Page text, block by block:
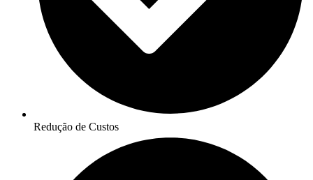
Redução de Custos